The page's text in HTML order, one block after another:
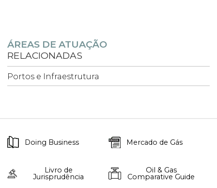
ÁREAS DE ATUAÇÃO
RELACIONADAS
Portos e Infraestrutura
Doing Business Mercado de Gás
Livro de
Jurisprudência
Oil & Gas
Comparative Guide